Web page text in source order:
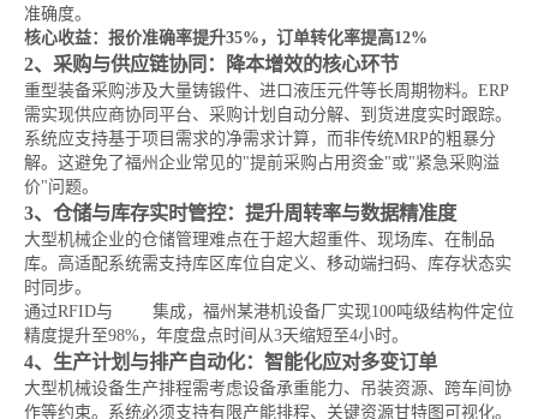
准确度。
核心收益：报价准确率提升35%，订单转化率提高12%
2、采购与供应链协同：降本增效的核心环节
重型装备采购涉及大量铸锻件、进口液压元件等长周期物料。ERP
需实现供应商协同平台、采购计划自动分解、到货进度实时跟踪。
系统应支持基于项目需求的净需求计算，而非传统MRP的粗暴分
解。这避免了福州企业常见的"提前采购占用资金"或"紧急采购溢
价"问题。
3、仓储与库存实时管控：提升周转率与数据精准度
大型机械企业的仓储管理难点在于超大超重件、现场库、在制品
库。高适配系统需支持库区库位自定义、移动端扫码、库存状态实
时同步。
通过RFID与
集成，福州某港机设备厂实现100吨级结构件定位
精度提升至98%，年度盘点时间从3天缩短至4小时。
4、生产计划与排产自动化：智能化应对多变订单
大型机械设备生产排程需考虑设备承重能力、吊装资源、跨车间协
作等约束。系统必须支持有限产能排程、关键资源甘特图可视化。